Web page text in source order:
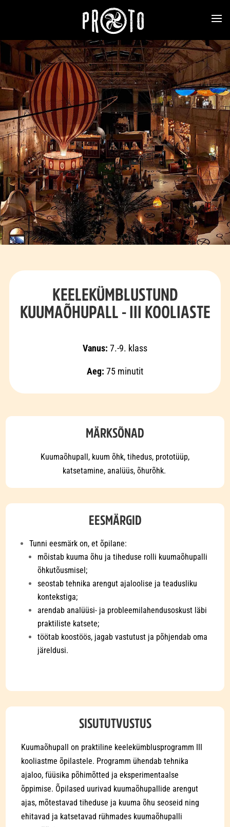
KEELEKÜMBLUSTUND
KUUMAÕHUPALL - III KOOLIASTE
Vanus: 7.-9. klass
Aeg: 75 minutit
MÄRKSÕNAD
Kuumaõhupall, kuum õhk, tihedus, prototüüp,
katsetamine, analüüs, õhurõhk.
EESMÄRGID
Tunni eesmärk on, et õpilane:
mõistab kuuma õhu ja tiheduse rolli kuumaõhupalli
õhkutõusmisel;
seostab tehnika arengut ajaloolise ja teadusliku
kontekstiga;
arendab analüüsi- ja probleemilahendusoskust läbi
praktiliste katsete;
töötab koostöös, jagab vastutust ja põhjendab oma
järeldusi.
SISUTUTVUSTUS
Kuumaõhupall on praktiline keelekümblusprogramm III
kooliastme õpilastele. Programm ühendab tehnika
ajaloo, füüsika põhimõtted ja eksperimentaalse
õppimise. Õpilased uurivad kuumaõhupallide arengut
ajas, mõtestavad tiheduse ja kuuma õhu seoseid ning
ehitavad ja katsetavad rühmades kuumaõhupalli